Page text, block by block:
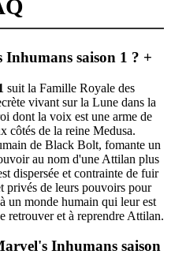
saison 1 ? +
suit la Famille Royale des
vivant sur la Lune dans la
dont la voix est une arme de
côtés de la reine Medusa.
de Black Bolt, fomante un
au nom d'une Attilan plus
dispersée et contrainte de fuir
privés de leurs pouvoirs pour
un monde humain qui leur est
retrouver et à reprendre Attilan.
Inhumans saison